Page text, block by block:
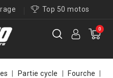
Top 50 motos
0
Partie cycle
Fourche